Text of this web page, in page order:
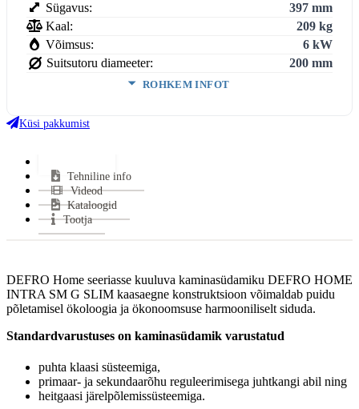
Sügavus:
397 mm
Kaal:
209 kg
Võimsus:
6 kW
Suitsutoru diameeter:
200 mm
ROHKEM INFOT
Ukse laius:
Kasutegur:
Keskmine suitsugaaside temperatuur:
Miinimum tõmme:
CO tase (13% O2):
Suitsutoru ühendus:
Uks avaneb:
Ülesse ja Küljele
Materjal:
Teras
Vastab normidele:
BimschV 2, EcoDesign, CE
Garantii:
Energiaklass:
VÄHEM INFOT
Küsi pakkumist
Tehniline info
Videod
Kataloogid
Tootja
DEFRO Home seeriasse kuuluva kaminasüdamiku DEFRO HOME
INTRA SM G SLIM kaasaegne konstruktsioon võimaldab puidu
põletamisel ökoloogia ja ökonoomsuse harmooniliselt siduda.
Standardvarustuses on kaminasüdamik varustatud
puhta klaasi süsteemiga,
primaar- ja sekundaarõhu reguleerimisega juhtkangi abil ning
heitgaasi järelpõlemissüsteemiga.